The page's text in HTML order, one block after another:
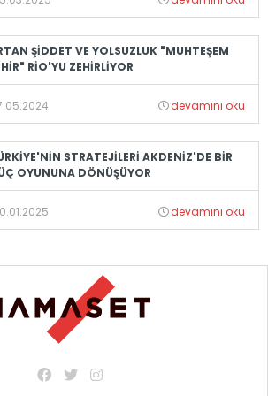
ŞİDDET VE YOLSUZLUK "MUHTEŞEM
RİO'YU ZEHİRLİYOR
devamını oku
STRATEJİLERİ AKDENİZ'DE BİR
OYUNUNA DÖNÜŞÜYOR
devamını oku